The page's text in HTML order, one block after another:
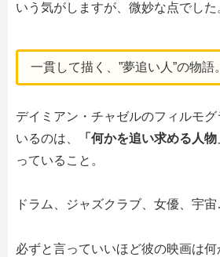
いう気がしますが、微妙な点でした
一貫して描く、”夢追い人”の物語。
デイミアン・チャゼルのフィルモ
いるのは、
「何かを追い求める人物
っていること。
ドラム、ジャズクラブ、女優、宇
必ずと言っていいほど彼の映画は